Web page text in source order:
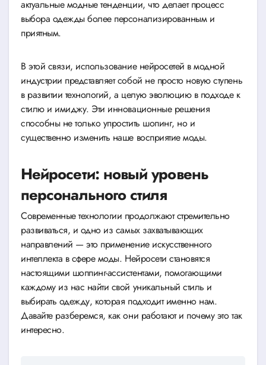
актуальные модные тенденции, что делает процесс
выбора одежды более персонализированным и
приятным.
В этой связи, использование нейросетей в модной
индустрии представляет собой не просто новую ступень
в развитии технологий, а целую эволюцию в подходе к
стилю и имиджу. Эти инновационные решения
способны не только упростить шопинг, но и
существенно изменить наше восприятие моды.
Нейросети: новый уровень
персонального стиля
Современные технологии продолжают стремительно
развиваться, и одно из самых захватывающих
направлений — это применение искусственного
интеллекта в сфере моды. Нейросети становятся
настоящими шоппинг-ассистентами, помогающими
каждому из нас найти свой уникальный стиль и
выбирать одежду, которая подходит именно нам.
Давайте разберемся, как они работают и почему это так
интересно.